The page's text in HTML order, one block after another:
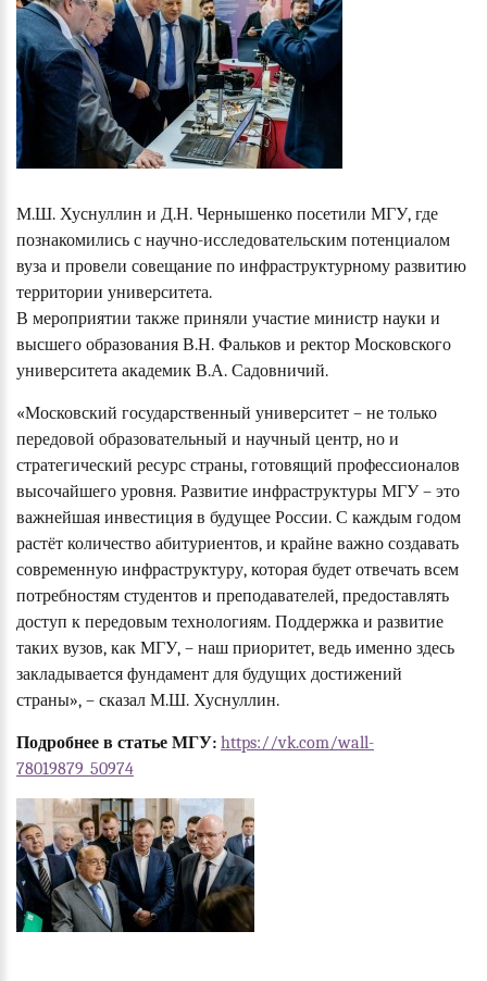
М.Ш. Хуснуллин и Д.Н. Чернышенко посетили МГУ, где
познакомились с научно-исследовательским потенциалом
вуза и провели совещание по инфраструктурному развитию
территории университета.
В мероприятии также приняли участие министр науки и
высшего образования В.Н. Фальков и ректор Московского
университета академик В.А. Садовничий.
«Московский государственный университет – не только
передовой образовательный и научный центр, но и
стратегический ресурс страны, готовящий профессионалов
высочайшего уровня. Развитие инфраструктуры МГУ – это
важнейшая инвестиция в будущее России. С каждым годом
растёт количество абитуриентов, и крайне важно создавать
современную инфраструктуру, которая будет отвечать всем
потребностям студентов и преподавателей, предоставлять
доступ к передовым технологиям. Поддержка и развитие
таких вузов, как МГУ, – наш приоритет, ведь именно здесь
закладывается фундамент для будущих достижений
страны», – сказал М.Ш. Хуснуллин.
Подробнее в статье МГУ: https://vk.com/wall-
78019879_50974